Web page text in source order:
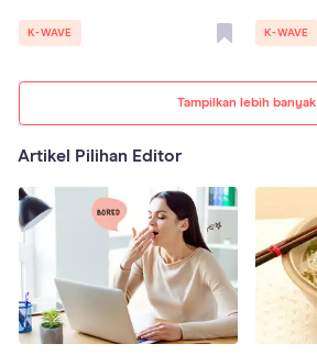
Tampilkan lebih banyak
K-WAVE K-WAVE
Artikel Pilihan Editor